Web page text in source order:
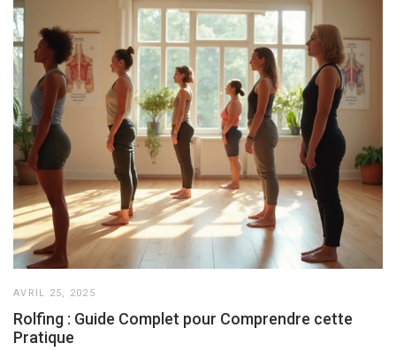
AVRIL 25, 2025
Rolfing : Guide Complet pour Comprendre cette
Pratique